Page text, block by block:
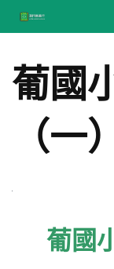
to
content
葡國
（一）
葡國